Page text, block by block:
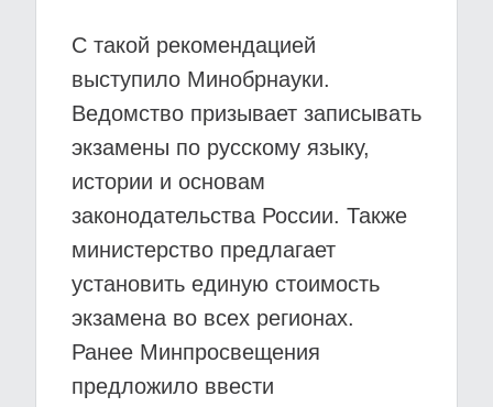
С такой рекомендацией
выступило Минобрнауки.
Ведомство призывает записывать
экзамены по русскому языку,
истории и основам
законодательства России. Также
министерство предлагает
установить единую стоимость
экзамена во всех регионах.
Ранее Минпросвещения
предложило ввести